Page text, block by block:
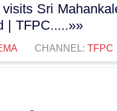
Sri
| TFPC.....»»
CHANNEL: TFPC